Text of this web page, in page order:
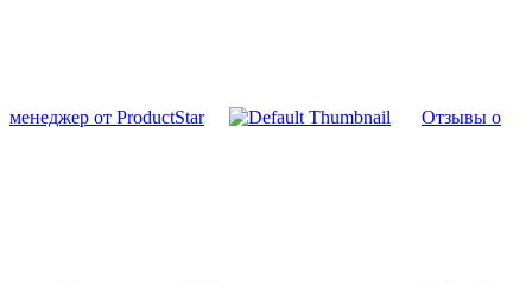
менеджер от ProductStar Отзывы о